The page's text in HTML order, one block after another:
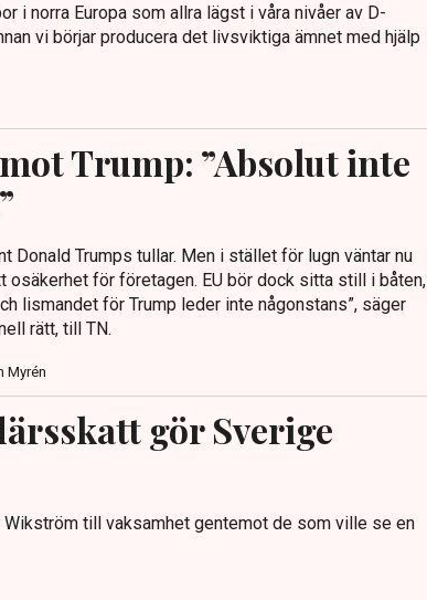
i norra Europa som allra lägst i våra nivåer av D-
vi börjar producera det livsviktiga ämnet med hjälp
Trump: ”Absolut inte
Donald Trumps tullar. Men i stället för lugn väntar nu
osäkerhet för företagen. EU bör dock sitta still i båten,
lismandet för Trump leder inte någonstans”, säger
rätt, till TN.
Myrén
gör Sverige
Wikström till vaksamhet gentemot de som ville se en